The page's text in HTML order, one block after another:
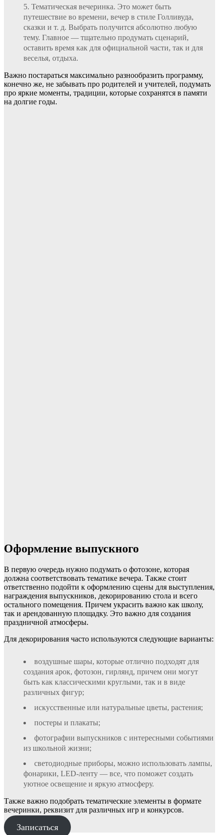
Тематическая вечеринка. Это может быть
путешествие во времени, вечер в стиле Голливуда,
сказки и т. д. Выбрать получится абсолютно любую
тему. Главное — тщательно продумать сценарий,
оставить время как для официальной части, так и для
веселья, отдыха.
Важно постараться максимально разнообразить программу,
конечно же, не забывать про родителей и учителей, подумать
про яркие моменты, традиции, которые сохранятся в памяти
на долгие годы.
Оформление выпускного
В первую очередь нужно подумать о фотозоне, которая
должна соответствовать тематике вечера. Также стоит
ответственно подойти к оформлению сцены для выступления,
награждения выпускников, декорированию стола и всего
остального помещения. Причем украсить важно как школу,
так и арендованную площадку. Это важно для создания
праздничной атмосферы.
Для декорирования часто используются следующие варианты:
воздушные шары, которые отлично подходят для
создания арок, фотозон, гирлянд, причем они могут
быть как классическими круглыми, так и в виде
различных фигур;
искусственные или натуральные цветы, растения;
постеры и плакаты;
фотографии выпускников с интересными событиями
из школьной жизни;
светодиодные приборы, можно использовать лампы,
фонарики, LED-ленту — все, что поможет создать
уютное освещение и яркую атмосферу.
Также важно подобрать тематические элементы в формате
вечеринки, реквизит для различных игр и конкурсов.
Записаться